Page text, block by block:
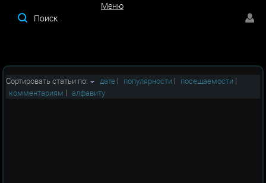
Меню
Сортировать статьи по: дате | популярности | посещаемости |
комментариям | алфавиту